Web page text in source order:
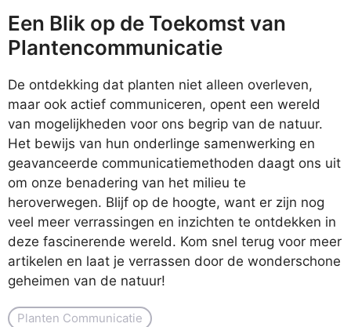
Een Blik op de Toekomst van
Plantencommunicatie
De ontdekking dat planten niet alleen overleven,
maar ook actief communiceren, opent een wereld
van mogelijkheden voor ons begrip van de natuur.
Het bewijs van hun onderlinge samenwerking en
geavanceerde communicatiemethoden daagt ons uit
om onze benadering van het milieu te
heroverwegen. Blijf op de hoogte, want er zijn nog
veel meer verrassingen en inzichten te ontdekken in
deze fascinerende wereld. Kom snel terug voor meer
artikelen en laat je verrassen door de wonderschone
geheimen van de natuur!
Planten Communicatie